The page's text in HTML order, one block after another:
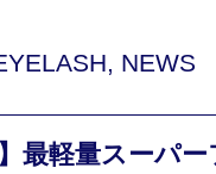
, NEWS
】最軽量スーパー